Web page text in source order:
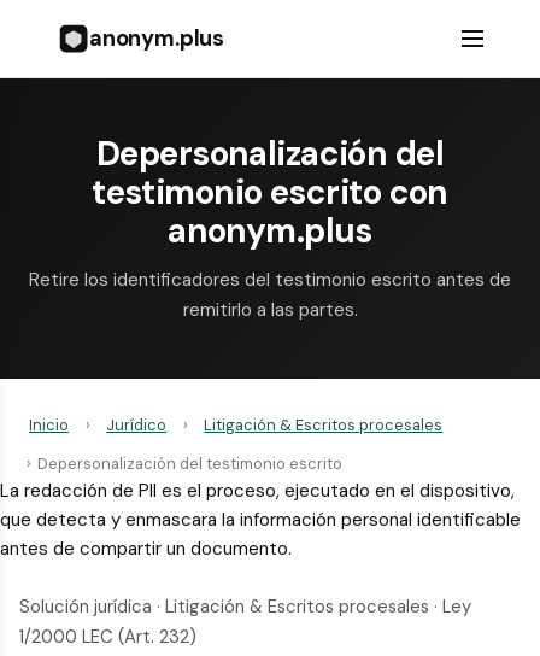
anonym.plus
Depersonalización del
testimonio escrito con
anonym.plus
Retire los identificadores del testimonio escrito antes de
remitirlo a las partes.
Inicio › Jurídico ›
Litigación & Escritos procesales
› Depersonalización del testimonio escrito
La redacción de PII es el proceso, ejecutado en el dispositivo,
que detecta y enmascara la información personal identificable
antes de compartir un documento.
Solución jurídica · Litigación & Escritos procesales · Ley
1/2000 LEC (Art. 232)